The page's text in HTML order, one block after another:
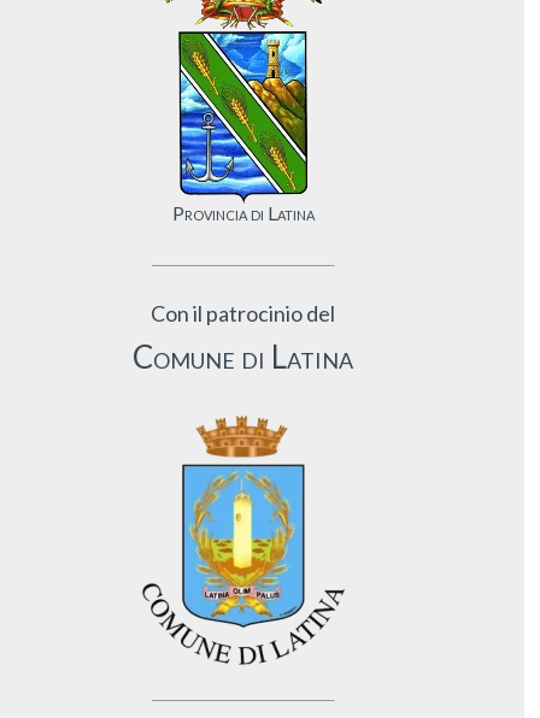
Provincia di Latina
Con il patrocinio del
Comune di Latina